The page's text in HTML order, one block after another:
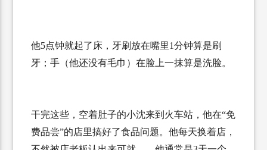
他5点钟就起了床，牙刷放在嘴里1分钟算是刷
牙；手（他还没有毛巾）在脸上一抹算是洗脸。
干完这些，空着肚子的小沈来到火车站，他在“免
费品尝”的店里搞好了食品问题。他每天换着店，